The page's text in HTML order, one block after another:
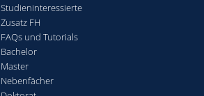
Studieninteressierte
Zusatz FH
FAQs und Tutorials
Bachelor
Master
Nebenfächer